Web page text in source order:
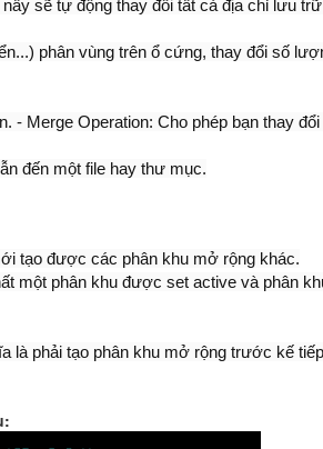
sẽ tự động thay đổi tất cả địa chỉ lưu
phân vùng trên ổ cứng, thay đổi số
- Merge Operation: Cho phép bạn thay
đến một file hay thư mục.
tạo được các phân khu mở rộng khác.
một phân khu được set active và phân
là phải tạo phân khu mở rộng trước kế